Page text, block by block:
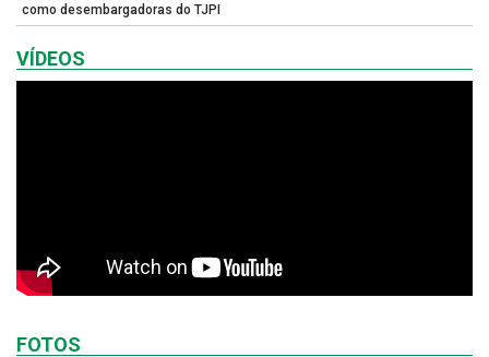
como desembargadoras do TJPI
VÍDEOS
FOTOS